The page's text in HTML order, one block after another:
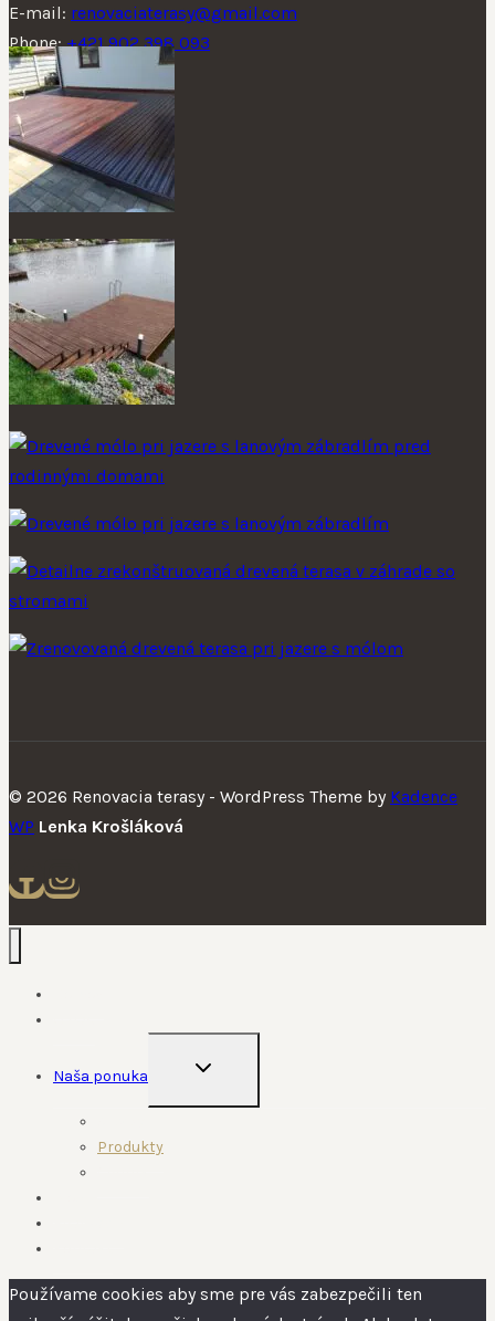
E-mail: renovaciaterasy@gmail.com
Phone:+421 902 398 093
© 2026 Renovacia terasy - WordPress Theme by Kadence
WP Lenka Krošláková
Naša ponuka
EXPAND
Produkty
Používame cookies aby sme pre vás zabezpečili ten